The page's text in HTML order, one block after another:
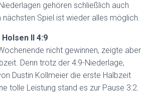
gehören schließlich auch
nächsten Spiel ist wieder alles möglich.
II 4:9
nicht gewinnen, zeigte aber
Denn trotz der 4:9-Niederlage,
Dustin Kollmeier die erste Halbzeit
tolle Leistung stand es zur Pause 3:2.